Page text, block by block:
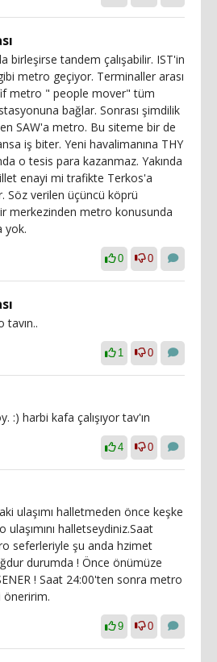
birleşirse tandem çalışabilir. IST'in
metro geçiyor. Terminaller arası
metro " people mover" tüm
bağlar. Sonrası şimdilik
SAW'a metro. Bu siteme bir de
iş biter. Yeni havalimanına THY
o tesis para kazanmaz. Yakında
enayi mi trafikte Terkos'a
Söz verilen üçüncü köprü
merkezinden metro konusunda
yok.
0 0
tavın..
1 0
:) harbi kafa çalışıyor tav'ın
4 0
ulaşımı halletmeden önce keşke
halletseydiniz.Saat
seferleriyle şu anda hzimet
durumda ! Önce önümüze
! Saat 24:00'ten sonra metro
öneririm.
9 0